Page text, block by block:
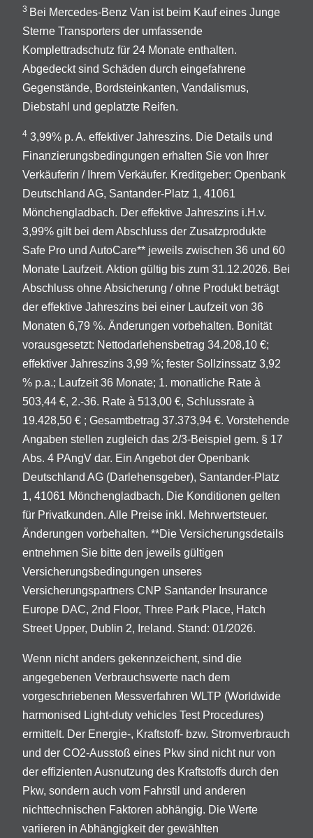
3 Bei Mercedes-Benz Van ist beim Kauf eines Junge
Sterne Transporters der umfassende
Komplettradschutz für 24 Monate enthalten.
Abgedeckt sind Schäden durch eingefahrene
Gegenstände, Bordsteinkanten, Vandalismus,
Diebstahl und geplatzte Reifen.
4 3,99% p. A. effektiver Jahreszins. Die Details und
Finanzierungsbedingungen erhalten Sie von Ihrer
Verkäuferin / Ihrem Verkäufer. Kreditgeber: Openbank
Deutschland AG, Santander-Platz 1, 41061
Mönchengladbach. Der effektive Jahreszins i.H.v.
3,99% gilt bei dem Abschluss der Zusatzprodukte
Safe Pro und AutoCare** jeweils zwischen 36 und 60
Monate Laufzeit. Aktion gültig bis zum 31.12.2026. Bei
Abschluss ohne Absicherung / ohne Produkt beträgt
der effektive Jahreszins bei einer Laufzeit von 36
Monaten 6,79 %. Änderungen vorbehalten. Bonität
vorausgesetzt: Nettodarlehensbetrag 34.208,10 €;
effektiver Jahreszins 3,99 %; fester Sollzinssatz 3,92
% p.a.; Laufzeit 36 Monate; 1. monatliche Rate à
503,44 €, 2.-36. Rate à 513,00 €, Schlussrate à
19.428,50 € ; Gesamtbetrag 37.373,94 €. Vorstehende
Angaben stellen zugleich das 2/3-Beispiel gem. § 17
Abs. 4 PAngV dar. Ein Angebot der Openbank
Deutschland AG (Darlehensgeber), Santander-Platz
1, 41061 Mönchengladbach. Die Konditionen gelten
für Privatkunden. Alle Preise inkl. Mehrwertsteuer.
Änderungen vorbehalten. **Die Versicherungsdetails
entnehmen Sie bitte den jeweils gültigen
Versicherungsbedingungen unseres
Versicherungspartners CNP Santander Insurance
Europe DAC, 2nd Floor, Three Park Place, Hatch
Street Upper, Dublin 2, Ireland. Stand: 01/2026.
Wenn nicht anders gekennzeichent, sind die
angegebenen Verbrauchswerte nach dem
vorgeschriebenen Messverfahren WLTP (Worldwide
harmonised Light-duty vehicles Test Procedures)
ermittelt. Der Energie-, Kraftstoff- bzw. Stromverbrauch
und der CO2-Ausstoß eines Pkw sind nicht nur von
der effizienten Ausnutzung des Kraftstoffs durch den
Pkw, sondern auch vom Fahrstil und anderen
nichttechnischen Faktoren abhängig. Die Werte
variieren in Abhängigkeit der gewählten